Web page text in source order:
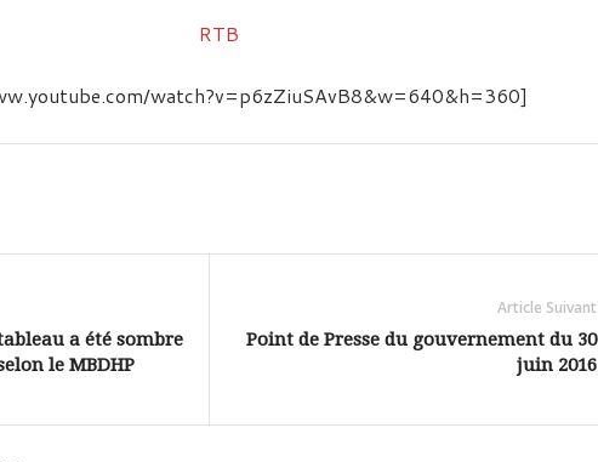
watch?v=p6zZiuSAvB8&w=640&h=360]
a été sombre
le MBDHP
Article Suivant
Point de Presse du gouvernement du 30
juin 2016